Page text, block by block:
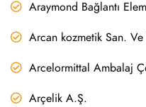
Araymond Bağlantı
Arcan kozmetik San.
Arcelormittal Ambalaj
Arçelik A.Ş.